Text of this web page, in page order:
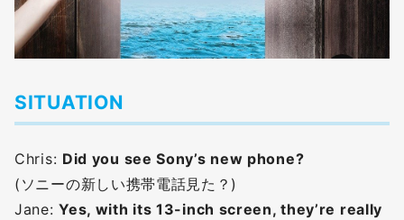
SITUATION
Chris: Did you see Sony’s new phone?
(ソニーの新しい携帯電話見た？)
Jane:Yes, with its 13-inch screen, they’re really